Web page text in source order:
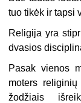
tuo tikėk ir tapsi
Religija yra
dvasios
Pasak vienos
moters
žodžiais